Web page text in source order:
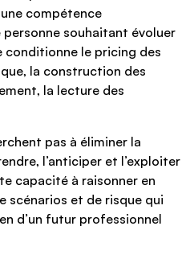
compétence
souhaitant évoluer
conditionne le pricing des
la construction des
la lecture des
pas à éliminer la
l’anticiper et l’exploiter
capacité à raisonner en
scénarios et de risque qui
d’un futur professionnel